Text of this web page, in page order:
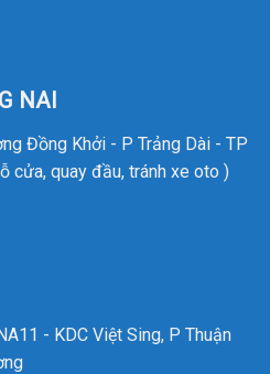
NAI
Đồng Khởi - P Trảng Dài - TP
cửa, quay đầu, tránh xe oto )
- KDC Việt Sing, P Thuận